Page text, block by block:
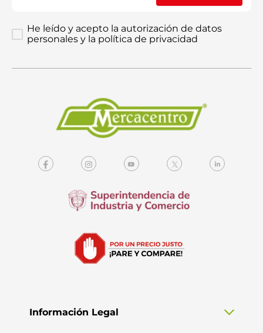
He leído y acepto la autorización de datos
personales y la política de privacidad
Información Legal